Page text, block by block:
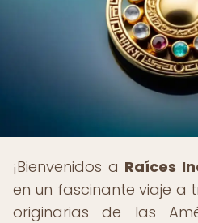
¡Bienvenidos a Raíces
en un fascinante viaje a
originarias de las